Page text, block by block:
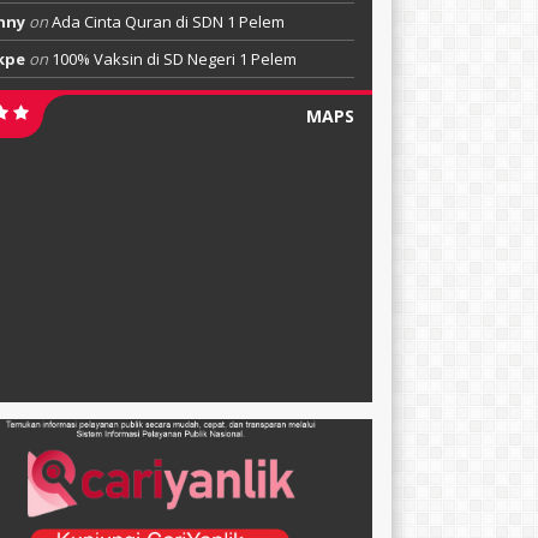
onAda Cinta Quran di SDN 1 Pelem
on 100% Vaksin di SD Negeri 1 Pelem
MAPS